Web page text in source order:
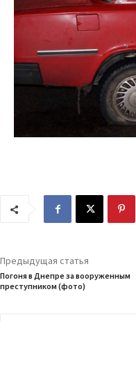
Предыдущая статья
Погоня в Днепре за вооруженным
преступником (фото)